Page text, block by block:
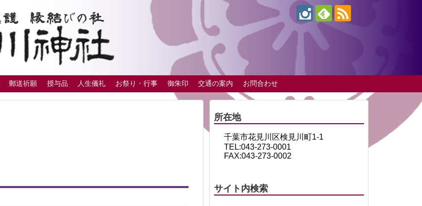
郵送祈願 授与品 人生儀礼 お祭り・行事 御朱印 交通の案内 お問合わせ
所在地
千葉市花見川区検見川町1-1
TEL:043-273-0001
FAX:043-273-0002
サイト内検索